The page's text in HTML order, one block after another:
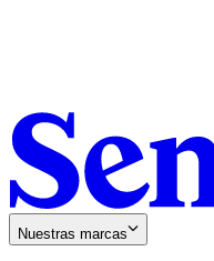
Nuestras marcas